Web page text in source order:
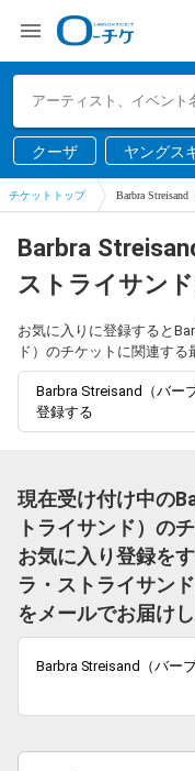
クーザ
ヤングス
ー
チケットトップ Barbra
Barbra
ストライサンド
お気に入りに登録すると
ド）のチケットに関連する
Barbra Streisand（バー
登録する
現在受け付け中の
トライサンド）の
お気に入り登録を
ラ・ストライサン
をメールでお届けし
Barbra Streisand（バー